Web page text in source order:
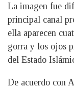
La imagen fue
principal canal
ella aparecen
gorra y los ojos
del Estado
De acuerdo con